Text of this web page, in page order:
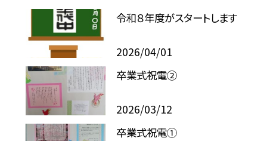
令和８年度がスタートします
2026/04/01
卒業式祝電②
2026/03/12
卒業式祝電①